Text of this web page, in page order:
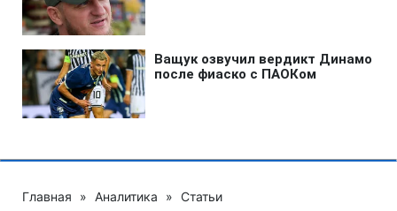
Главная » Аналитика » Статьи